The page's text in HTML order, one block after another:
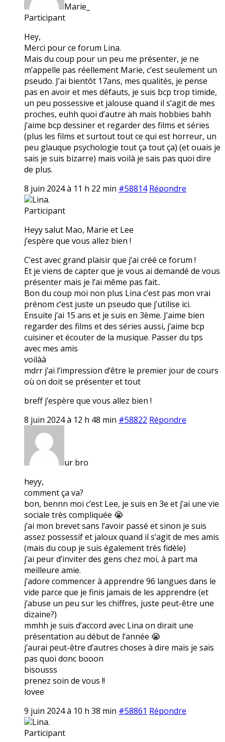
Marie_
Participant
Hey,
Merci pour ce forum Lina.
Mais du coup pour un peu me présenter, je ne
m’appelle pas réellement Marie, c’est seulement un
pseudo. J’ai bientôt 17ans, mes qualités, je pense
pas en avoir et mes défauts, je suis bcp trop timide,
un peu possessive et jalouse quand il s’agit de mes
proches, euhh quoi d’autre ah mais hobbies bahh
j’aime bcp dessiner et regarder des films et séries
(plus les films et surtout tout ce qui est horreur, un
peu glauque psychologie tout ça tout ça) (et ouais je
sais je suis bizarre) mais voilà je sais pas quoi dire
de plus.
8 juin 2024 à 11 h 22 min #58814 Répondre
Lina.
Participant
Heyy salut Mao, Marie et Lee
j’espère que vous allez bien !
C’est avec grand plaisir que j’ai créé ce forum !
Et je viens de capter que je vous ai demandé de vous
présenter mais je l’ai même pas fait..
Bon du coup moi non plus Lina c’est pas mon vrai
prénom c’est juste un pseudo que j’utilise ici.
Ensuite j’ai 15 ans et je suis en 3ème. J’aime bien
regarder des films et des séries aussi, j’aime bcp
cuisiner et écouter de la musique. Passer du tps
avec mes amis
voilàà
mdrr j’ai l’impression d’être le premier jour de cours
où on doit se présenter et tout
breff j’espère que vous allez bien !
8 juin 2024 à 12 h 48 min #58822 Répondre
ur bro
heyy,
comment ça va?
bon, bennn moi c’est Lee, je suis en 3e et j’ai une vie
sociale très compliquée 😭
j’ai mon brevet sans l’avoir passé et sinon je suis
assez possessif et jaloux quand il s’agit de mes amis
(mais du coup je suis également très fidèle)
j’ai peur d’inviter des gens chez moi, à part ma
meilleure amie.
j’adore commencer à apprendre 96 langues dans le
vide parce que je finis jamais de les apprendre (et
j’abuse un peu sur les chiffres, juste peut-être une
dizaine?)
mmhh je suis d’accord avec Lina on dirait une
présentation au début de l’année 😭
j’aurai peut-être d’autres choses à dire mais je sais
pas quoi donc booon
bisousss
prenez soin de vous !!
lovee
9 juin 2024 à 10 h 38 min #58861 Répondre
Lina.
Participant